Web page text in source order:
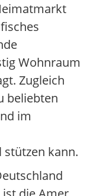
Wohnraum
Zugleich
beliebten
im
kann.